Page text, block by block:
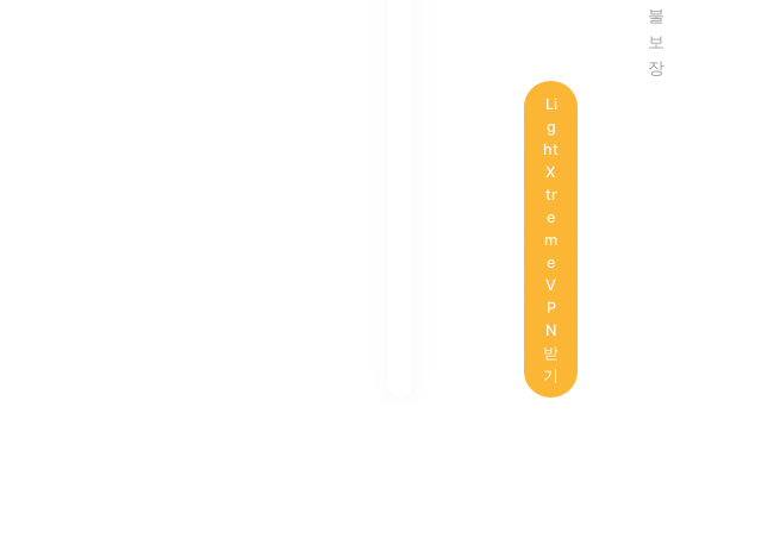
불
보
장
Li
g
ht
X
tr
e
m
e
V
P
N
받
기